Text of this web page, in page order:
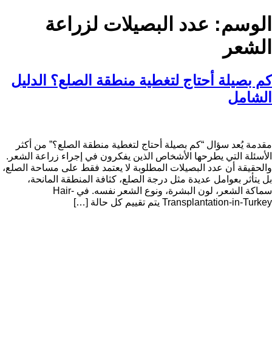
الوسم: عدد البصيلات لزراعة
الشعر
كم بصيلة أحتاج لتغطية منطقة الصلع؟ الدليل
الشامل
مقدمة يُعد سؤال “كم بصيلة أحتاج لتغطية منطقة الصلع؟” من أكثر
الأسئلة التي يطرحها الأشخاص الذين يفكرون في إجراء زراعة الشعر.
والحقيقة أن عدد البصيلات المطلوبة لا يعتمد فقط على مساحة الصلع،
بل يتأثر بعوامل عديدة مثل درجة الصلع، كثافة المنطقة المانحة،
سماكة الشعر، لون البشرة، ونوع الشعر نفسه. في Hair-
Transplantation-in-Turkey يتم تقييم كل حالة […]